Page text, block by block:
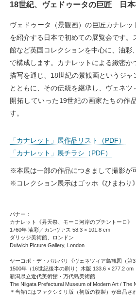
18世紀、ヴェドゥータの巨匠 日本
ヴェドゥータ（景観画）の巨匠カナレ
を紹介する日本で初めての展覧会です。
館など英国コレクションを中心に、油彩
で構成します。カナレットによる緻密か
描写を通じ、18世紀の景観画というジャ
とともに、その伝統を継承し、ヴェネツ
開拓していった19世紀の画家たちの作
す。
「カナレット」展作品リスト（PDF）
「カナレット」展チラシ（PDF）
※本展は一部の作品につきまして撮影が
※コレクション展示はゴッホ《ひまわり
バナー：
カナレット《昇天祭、モーロ河岸のブチントーロ》
1760年 油彩／カンヴァス 58.3 × 101.8 cm
ダリッジ美術館、ロンドン
Dulwich Picture Gallery, London
ヤーコポ・デ・バルバリ《ヴェネツィア鳥観図（第3
1500年（16世紀後半の刷り）木版 133.6 × 277.2 cm
新潟県立近代美術館・万代島美術館
The Niigata Prefectural Museum of Modern Art / The
＊当館にはファクシミリ版（初版の複製）が出品さ